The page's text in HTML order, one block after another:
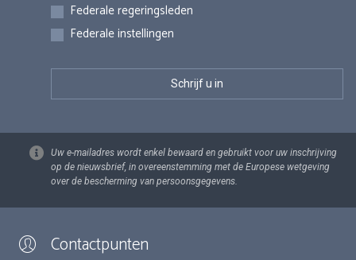
Federale regeringsleden
Federale instellingen
Uw e-mailadres wordt enkel bewaard en gebruikt voor uw inschrijving
op de nieuwsbrief, in overeenstemming met de Europese wetgeving
over de bescherming van persoonsgegevens.
Contactpunten